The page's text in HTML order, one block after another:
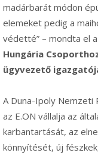
madárbarát módon
elemeket pedig a
védetté” – mondta el
Hungária
ügyvezető
A Duna-Ipoly
az E.ON vállalja az
karbantartását, az
könnyítését, új